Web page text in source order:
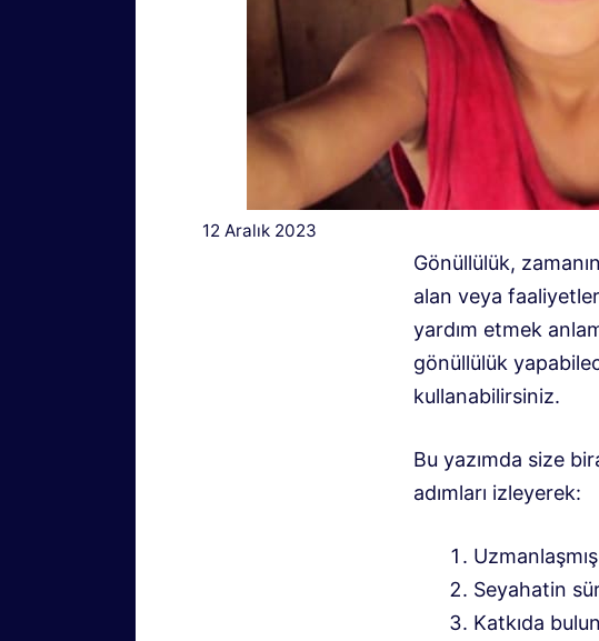
12 Aralık 2023
Gönüllülük,
alan veya
yardım etmek
gönüllülük
kullanabilirsiniz.
Bu yazımda size
adımları izleyerek:
Seyahatin
Katkıda